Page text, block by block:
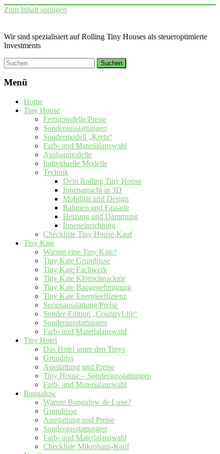
Zum Inhalt springen
Wir sind spezialisiert auf Rolling Tiny Houses als steueroptimierte
Investments
Menü
Home
Tiny House
Fertigmodelle/Preise
Sonderausstattungen
Sondermodell „Kreta“
Farb- und Materialauswahl
Ausbaumodelle
Individuelle Modelle
Technik
Dein Rolling Tiny House
Innenansicht in 3D
Mobilität und Design
Rahmen und Fassade
Heizung und Dämmung
Inneneinrichtung
Checkliste Tiny House-Kauf
Tiny Kate
Warum eine Tiny Kate?
Tiny Kate Grundrisse
Tiny Kate Fachwerk
Tiny Kate Klönschnacktür
Tiny Kate Baugenehmigung
Tiny Kate Energieeffizienz
Serienausstattung/Preise
Sonder-Edition „CountryLife“
Sonderausstattungen
Farb- und Materialauswahl
Tiny Hotel
Das Hotel unter den Tinys
Grundriss
Ausstattung und Preise
Tiny House – Sonderausstattungen
Farb- und Materialauswahl
Bungalow
Warum Bungalow de Luxe?
Grundrisse
Ausstattung und Preise
Sonderausstattungen
Farb- und Materialauswahl
Checkliste Mikrohaus-Kauf